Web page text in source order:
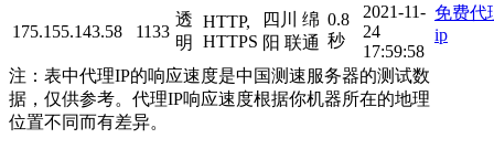
175.155.143.58 1133
透
明
HTTP,
HTTPS
四川 绵
阳 联通
0.8
秒
2021-11-
24
17:59:58
注：表中代理IP的响应速度是中国测速服务器的测试数
据，仅供参考。代理IP响应速度根据你机器所在的地理
位置不同而有差异。
免费代
ip